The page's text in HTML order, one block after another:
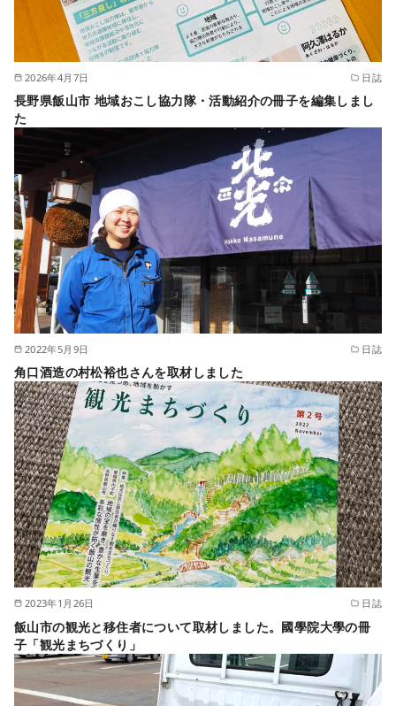
2026年4月7日 日誌
長野県飯山市 地域おこし協力隊・活動紹介の冊子を編集しまし
た
2022年5月9日 日誌
角口酒造の村松裕也さんを取材しました
2023年1月26日 日誌
飯山市の観光と移住者について取材しました。國學院大學の冊
子「観光まちづくり」